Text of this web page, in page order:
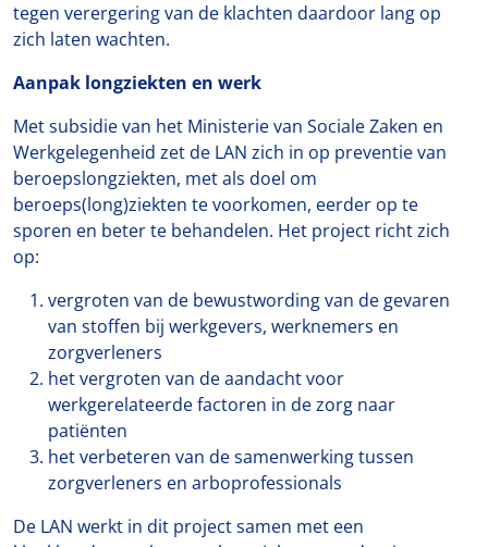
tegen verergering van de klachten daardoor lang op
zich laten wachten.
Aanpak longziekten en werk
Met subsidie van het Ministerie van Sociale Zaken en
Werkgelegenheid zet de LAN zich in op preventie van
beroepslongziekten, met als doel om
beroeps(long)ziekten te voorkomen, eerder op te
sporen en beter te behandelen. Het project richt zich
op:
vergroten van de bewustwording van de gevaren
van stoffen bij werkgevers, werknemers en
zorgverleners
het vergroten van de aandacht voor
werkgerelateerde factoren in de zorg naar
patiënten
het verbeteren van de samenwerking tussen
zorgverleners en arboprofessionals
De LAN werkt in dit project samen met een